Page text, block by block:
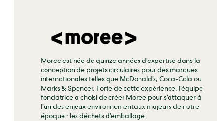
Moree est née de quinze années d’expertise dans la
conception de projets circulaires pour des marques
internationales telles que McDonald’s, Coca‑Cola ou
Marks & Spencer. Forte de cette expérience, l’équipe
fondatrice a choisi de créer Moree pour s’attaquer à
l’un des enjeux environnementaux majeurs de notre
époque : les déchets d’emballage.